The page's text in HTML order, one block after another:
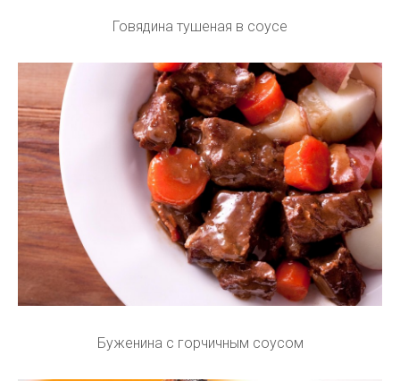
Говядина тушеная в соусе
Буженина с горчичным соусом